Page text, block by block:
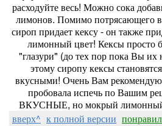
расходуйте весь! Можно сока
лимонов. Помимо потрясающего
сироп придает кексу - он также
лимонный цвет! Кексы просто
"глазури" (до тех пор пока Вы их
этому сиропу кексы
вкусными! Очень Вам
пробовала испечь по Вашим
ВКУСНЫЕ, но мокрый лимонный
вверх^ к полной версии